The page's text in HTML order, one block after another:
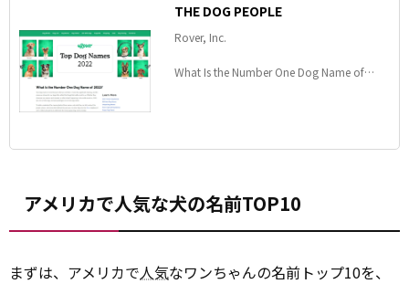
THE DOG PEOPLE
Rover, Inc.
What Is the Number One Dog Name of
アメリカで人気な犬の名前TOP10
まずは、アメリカで人気なワンちゃんの名前トップ10を、